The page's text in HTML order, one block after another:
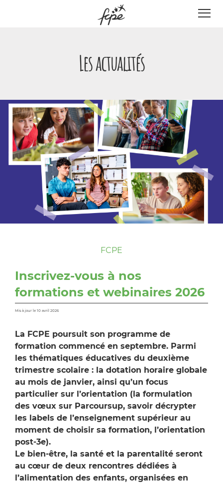
Les actualités
FCPE
Inscrivez-vous à nos
formations et webinaires 2026
Mis à jour le 10 avril 2026
La FCPE poursuit son programme de
formation commencé en septembre. Parmi
les thématiques éducatives du deuxième
trimestre scolaire : la dotation horaire globale
au mois de janvier, ainsi qu’un focus
particulier sur l’orientation (la formulation
des vœux sur Parcoursup, savoir décrypter
les labels de l’enseignement supérieur au
moment de choisir sa formation, l’orientation
post-3e).
Le bien-être, la santé et la parentalité seront
au cœur de deux rencontres dédiées à
l’alimentation des enfants, organisées en
Panneau de gestion des cookies